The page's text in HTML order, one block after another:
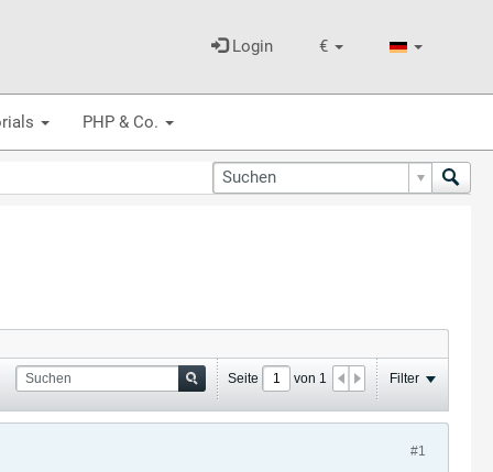
€
Login
PHP & Co.
Seite von 1 Filter
#1